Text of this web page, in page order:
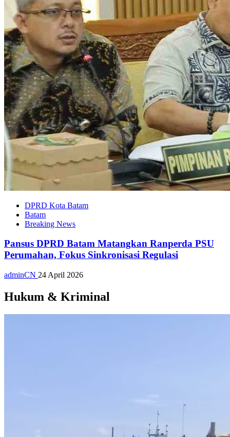
DPRD Kota Batam
Batam
Breaking News
Pansus DPRD Batam Matangkan Ranperda PSU
Perumahan, Fokus Sinkronisasi Regulasi
adminCN 24 April 2026
Hukum & Kriminal